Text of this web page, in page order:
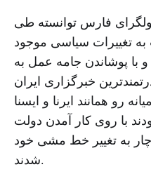
فارس توانسته طی
تغییرات سیاسی موجود
با پوشاندن جامه عمل به
خبرگزاری ایران
رو همانند ایرنا و ایسنا
با روی کار آمدن دولت
به تغییر خط مشی خود
شدند.